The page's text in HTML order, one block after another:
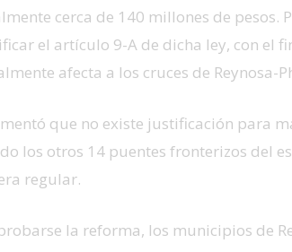
cerca de 140 millones de pesos.
el artículo 9-A de dicha ley, con el
afecta a los cruces de Reynosa-
que no existe justificación para
los otros 14 puentes fronterizos del
regular.
la reforma, los municipios de